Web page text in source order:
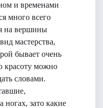
и временами
много всего
на вершины
мастерства,
бывает очень
красоту можно
словами.
зато какие